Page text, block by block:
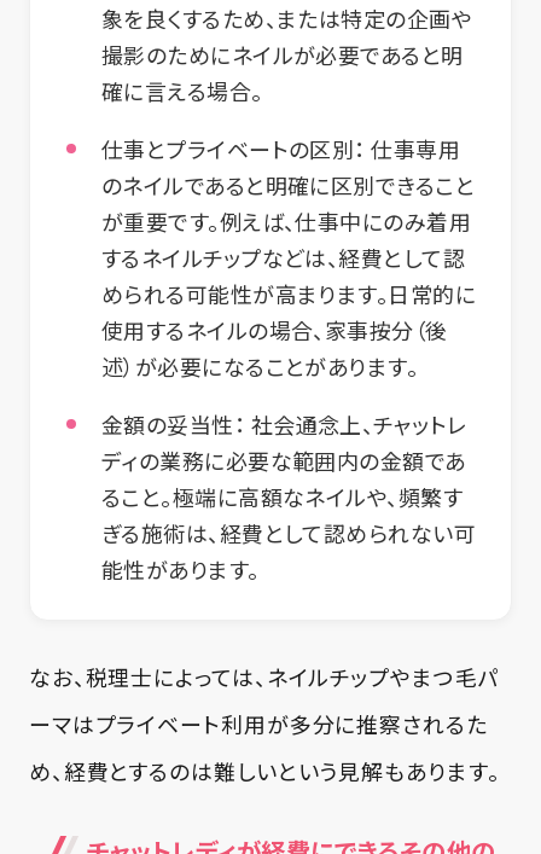
象を良くするため、または特定の企画や
撮影のためにネイルが必要であると明
確に言える場合。
仕事とプライベートの区別： 仕事専用
のネイルであると明確に区別できること
が重要です。例えば、仕事中にのみ着用
するネイルチップなどは、経費として認
められる可能性が高まります。日常的に
使用するネイルの場合、家事按分（後
述）が必要になることがあります。
金額の妥当性： 社会通念上、チャットレ
ディの業務に必要な範囲内の金額であ
ること。極端に高額なネイルや、頻繁す
ぎる施術は、経費として認められない可
能性があります。
なお、税理士によっては、ネイルチップやまつ毛パ
ーマはプライベート利用が多分に推察されるた
め、経費とするのは難しいという見解もあります。